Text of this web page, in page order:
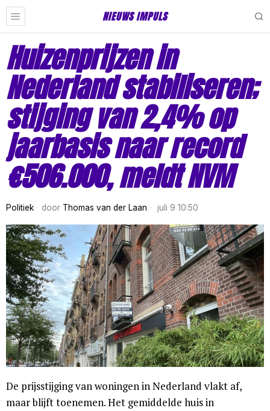
NIEUWS IMPULS
Huizenprijzen in
Nederland stabiliseren;
stijging van 2,4% op
jaarbasis naar record
€506.000, meldt NVM
Politiek door Thomas van der Laan juli 9 10:50
De prijsstijging van woningen in Nederland vlakt af,
maar blijft toenemen. Het gemiddelde huis in